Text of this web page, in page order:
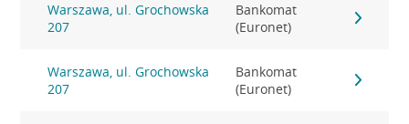
Warszawa, ul. Grochowska
207
Bankomat
(Euronet)
Warszawa, ul. Grochowska
207
Bankomat
(Euronet)